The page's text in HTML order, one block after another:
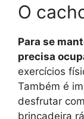
O
Para se
precisa
exercícios
Também é
desfrutar
brincadeira